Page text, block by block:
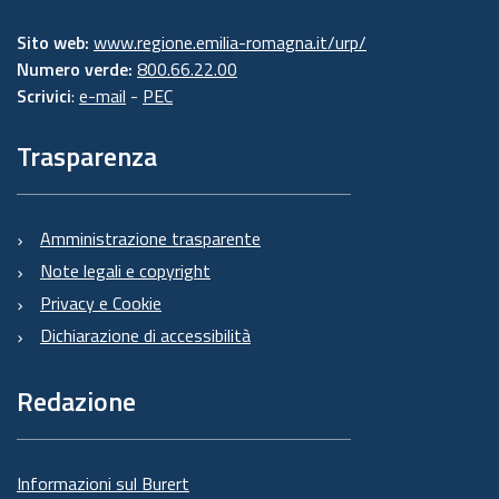
Sito web: www.regione.emilia-romagna.it/urp/
Numero verde: 800.66.22.00
Scrivici: e-mail - PEC
Trasparenza
Amministrazione trasparente
Note legali e copyright
Privacy e Cookie
Dichiarazione di accessibilità
Redazione
Informazioni sul Burert